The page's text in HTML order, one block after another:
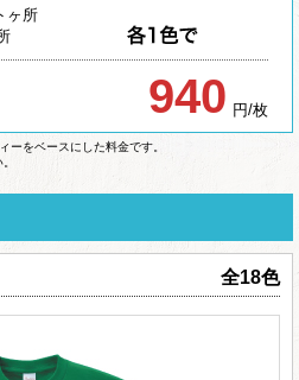
ヶ所
940 円/枚
をベースにした料金です。
全18色